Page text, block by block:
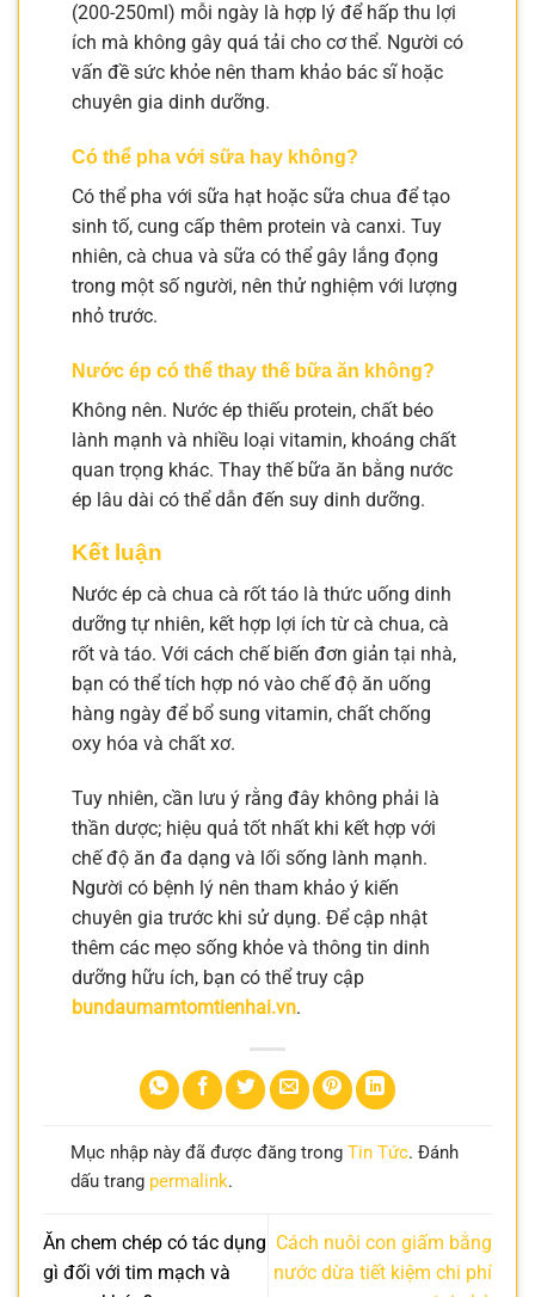
(200-250ml) mỗi ngày là hợp lý để hấp thu lợi
ích mà không gây quá tải cho cơ thể. Người có
vấn đề sức khỏe nên tham khảo bác sĩ hoặc
chuyên gia dinh dưỡng.
Có thể pha với sữa hay không?
Có thể pha với sữa hạt hoặc sữa chua để tạo
sinh tố, cung cấp thêm protein và canxi. Tuy
nhiên, cà chua và sữa có thể gây lắng đọng
trong một số người, nên thử nghiệm với lượng
nhỏ trước.
Nước ép có thể thay thế bữa ăn không?
Không nên. Nước ép thiếu protein, chất béo
lành mạnh và nhiều loại vitamin, khoáng chất
quan trọng khác. Thay thế bữa ăn bằng nước
ép lâu dài có thể dẫn đến suy dinh dưỡng.
Kết luận
Nước ép cà chua cà rốt táo là thức uống dinh
dưỡng tự nhiên, kết hợp lợi ích từ cà chua, cà
rốt và táo. Với cách chế biến đơn giản tại nhà,
bạn có thể tích hợp nó vào chế độ ăn uống
hàng ngày để bổ sung vitamin, chất chống
oxy hóa và chất xơ.
Tuy nhiên, cần lưu ý rằng đây không phải là
thần dược; hiệu quả tốt nhất khi kết hợp với
chế độ ăn đa dạng và lối sống lành mạnh.
Người có bệnh lý nên tham khảo ý kiến
chuyên gia trước khi sử dụng. Để cập nhật
thêm các mẹo sống khỏe và thông tin dinh
dưỡng hữu ích, bạn có thể truy cập
bundaumamtomtienhai.vn.
Mục nhập này đã được đăng trong Tin Tức. Đánh
dấu trang permalink.
Ăn chem chép có tác dụng
gì đối với tim mạch và
Cách nuôi con giấm bằng
nước dừa tiết kiệm chi phí